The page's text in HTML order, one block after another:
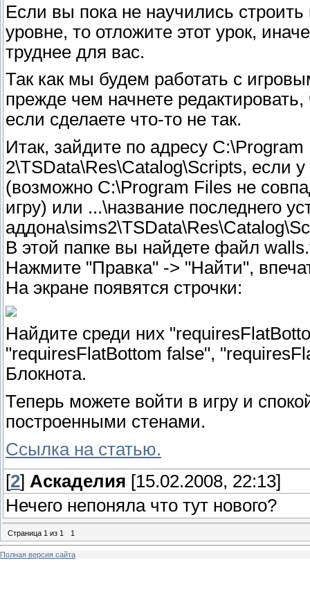
Если вы пока не научились
уровне, то отложите этот урок,
труднее для вас.
Так как мы будем работать с
прежде чем начнете
если сделаете что-то не так.
Итак, зайдите по адресу
2\TSData\Res\Catalog\Scripts, если у
(возможно C:\Program Files не
игру) или ...\название последнего
В этой папке вы найдете файл
Нажмите "Правка" -> "Найти",
На экране появятся строчки:
Найдите среди них
"requiresFlatBottom false",
Блокнота.
Теперь можете войти в игру и
построенными стенами.
Ссылка на статью.
[2] Аскаделия [15.02.2008, 22:13]
Нечего непоняла что тут нового?
Страница 1 из 1 1
Полная версия сайта